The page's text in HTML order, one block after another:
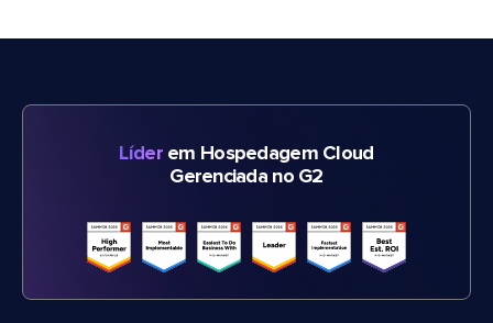
Líderem Hospedagem Cloud
Gerenciada no G2